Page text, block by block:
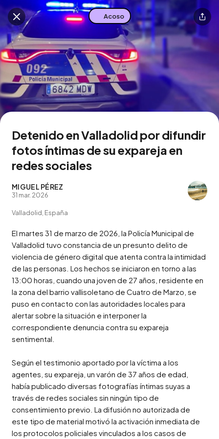
Descarga la app
Buscar en esta zona
Acoso
Detenido en Valladolid por difundir
fotos íntimas de su expareja en
redes sociales
MIGUEL PÉREZ
31 mar. 2026
Valladolid, España
El martes 31 de marzo de 2026, la Policía Municipal de
Valladolid tuvo constancia de un presunto delito de
violencia de género digital que atenta contra la intimidad
de las personas. Los hechos se iniciaron en torno a las
13:00 horas, cuando una joven de 27 años, residente en
la zona del barrio vallisoletano de Cuatro de Marzo, se
puso en contacto con las autoridades locales para
alertar sobre la situación e interponer la
correspondiente denuncia contra su expareja
sentimental.
Según el testimonio aportado por la víctima a los
agentes, su expareja, un varón de 37 años de edad,
había publicado diversas fotografías íntimas suyas a
través de redes sociales sin ningún tipo de
consentimiento previo. La difusión no autorizada de
este tipo de material motivó la activación inmediata de
los protocolos policiales vinculados a los casos de